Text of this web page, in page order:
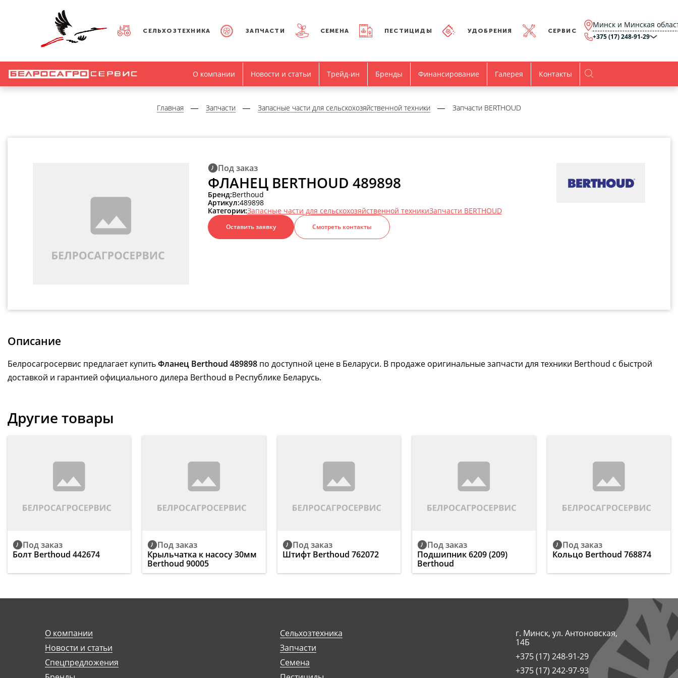
СЕЛЬХОЗТЕХНИКА ЗАПЧАСТИ СЕМЕНА ПЕСТИЦИДЫ УДОБРЕНИЯ СЕРВИС
Минск и Минская
область
Гомель и Гомельская
+375 (17) 248-91-29
office@agro.by
Время работы
Пн-Пт: 8.00-17.00
О компании Новости и статьи Трейд-ин Бренды Финансирование Галерея Контакты
Главная Запчасти Запасные части для сельскохозяйственной техники Запчасти BERTHOUD
Под заказ
ФЛАНЕЦ BERTHOUD 489898
Бренд:Berthoud
Артикул:489898
Категории:Запасные части для сельскохозяйственной техникиЗапчасти BERTHOUD
Оставить заявку Смотреть контакты
Описание
Белросагросервис предлагает купитьФланец Berthoud 489898 по доступной цене в Беларуси. В продаже оригинальные запчасти для техники Berthoud с быстрой
доставкой и гарантией официального дилера Berthoud в Республике Беларусь.
Другие товары
Под заказ
Болт Berthoud 442674
Под заказ
Крыльчатка к насосу 30мм
Berthoud 90005
Под заказ
Штифт Berthoud 762072
Под заказ
Подшипник 6209 (209)
Berthoud
Под заказ
Кольцо Berthoud 768874
О компании
Новости и статьи
Спецпредложения
Сельхозтехника
Запчасти
Семена
г. Минск, ул. Антоновская,
14Б
+375 (17) 248-91-29
+375 (17) 242-97-93